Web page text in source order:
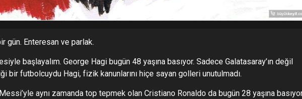
gün. Enteresan ve parlak.
başlayalım. George Hagi bugün 48 yaşına basıyor. Sadece Galatasaray’ın değil
bir futbolcuydu Hagi, fizik kanunlarını hiçe sayan golleri unutulmadı.
aynı zamanda top tepmek olan Cristiano Ronaldo da bugün 28 yaşına